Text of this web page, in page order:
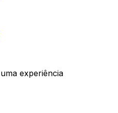
uma experiência